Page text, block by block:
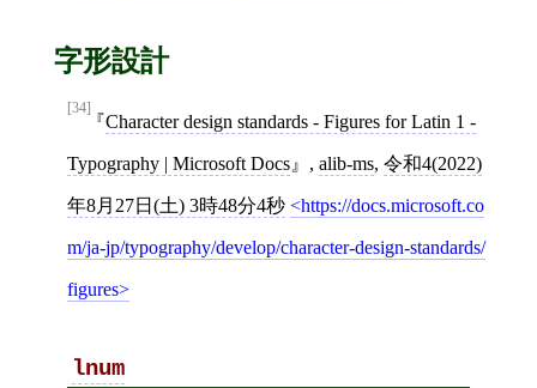
字形設計
[34]
Character design standards - Figures for Latin 1 -
Typography | Microsoft Docs , alib-ms, 令和4(2022)
年8月27日(土) 3時48分4秒 https://docs.microsoft.co
m/ja-jp/typography/develop/character-design-standards/
figures
lnum